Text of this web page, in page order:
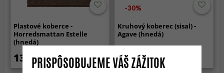
Plastové koberce -
Horredsmattan Estelle
(hnedá)
137.99 €
-30%
Kruhový koberec (sisal) -
Agave (hnedá)
87.99 € 124.99 €
PRISPÔSOBUJEME VÁŠ ZÁŽITOK